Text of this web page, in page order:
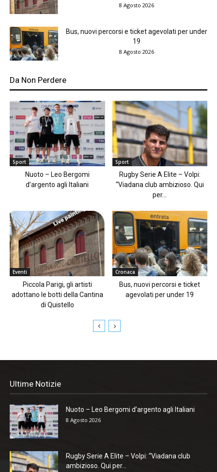
8 Agosto 2026
Bus, nuovi percorsi e ticket agevolati per under
19
8 Agosto 2026
Da Non Perdere
Sport
Nuoto – Leo Bergomi
d’argento agli Italiani
Sport
Rugby Serie A Elite – Volpi:
“Viadana club ambizioso. Qui
per...
Eventi
Piccola Parigi, gli artisti
adottano le botti della Cantina
di Quistello
Cronaca
Bus, nuovi percorsi e ticket
agevolati per under 19
Ultime Notizie
Nuoto – Leo Bergomi d’argento agli Italiani
8 Agosto 2026
Rugby Serie A Elite – Volpi: “Viadana club
ambizioso. Qui per...